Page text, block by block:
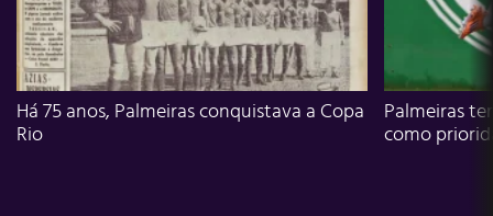
Há 75 anos, Palmeiras conquistava a Copa
Rio
Palmeiras
como